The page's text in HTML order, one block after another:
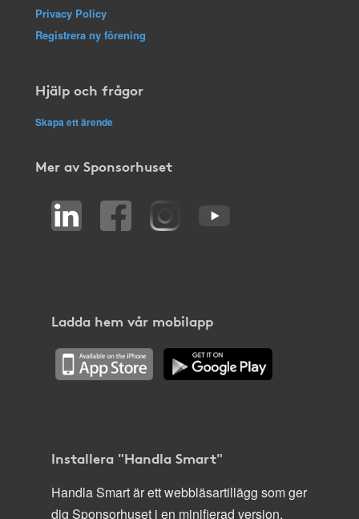
Privacy Policy
Registrera ny förening
Hjälp och frågor
Skapa ett ärende
Mer av Sponsorhuset
Ladda hem vår mobilapp
Installera "Handla Smart"
Handla Smart är ett webbläsartillägg som ger
dig Sponsorhuset i en minifierad version,